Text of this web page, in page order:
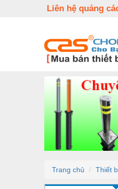
Liên hệ quảng
Trang chủ Thiết